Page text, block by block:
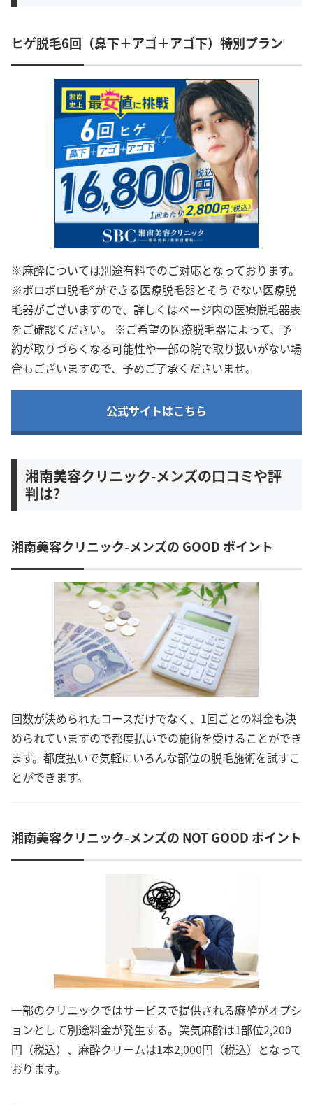
ヒゲ脱毛6回（鼻下＋アゴ＋アゴ下）特別プラン
※麻酔については別途有料でのご対応となっております。
※ポロポロ脱毛®ができる医療脱毛器とそうでない医療脱
毛器がございますので、詳しくはページ内の医療脱毛器表
をご確認ください。 ※ご希望の医療脱毛器によって、予
約が取りづらくなる可能性や一部の院で取り扱いがない場
合もございますので、予めご了承くださいませ。
公式サイトはこちら
湘南美容クリニック-メンズの口コミや評
判は?
湘南美容クリニック-メンズの GOOD ポイント
回数が決められたコースだけでなく、1回ごとの料金も決
められていますので都度払いでの施術を受けることができ
ます。都度払いで気軽にいろんな部位の脱毛施術を試すこ
とができます。
湘南美容クリニック-メンズの NOT GOOD ポイント
一部のクリニックではサービスで提供される麻酔がオプシ
ョンとして別途料金が発生する。笑気麻酔は1部位2,200
円（税込）、麻酔クリームは1本2,000円（税込）となって
おります。